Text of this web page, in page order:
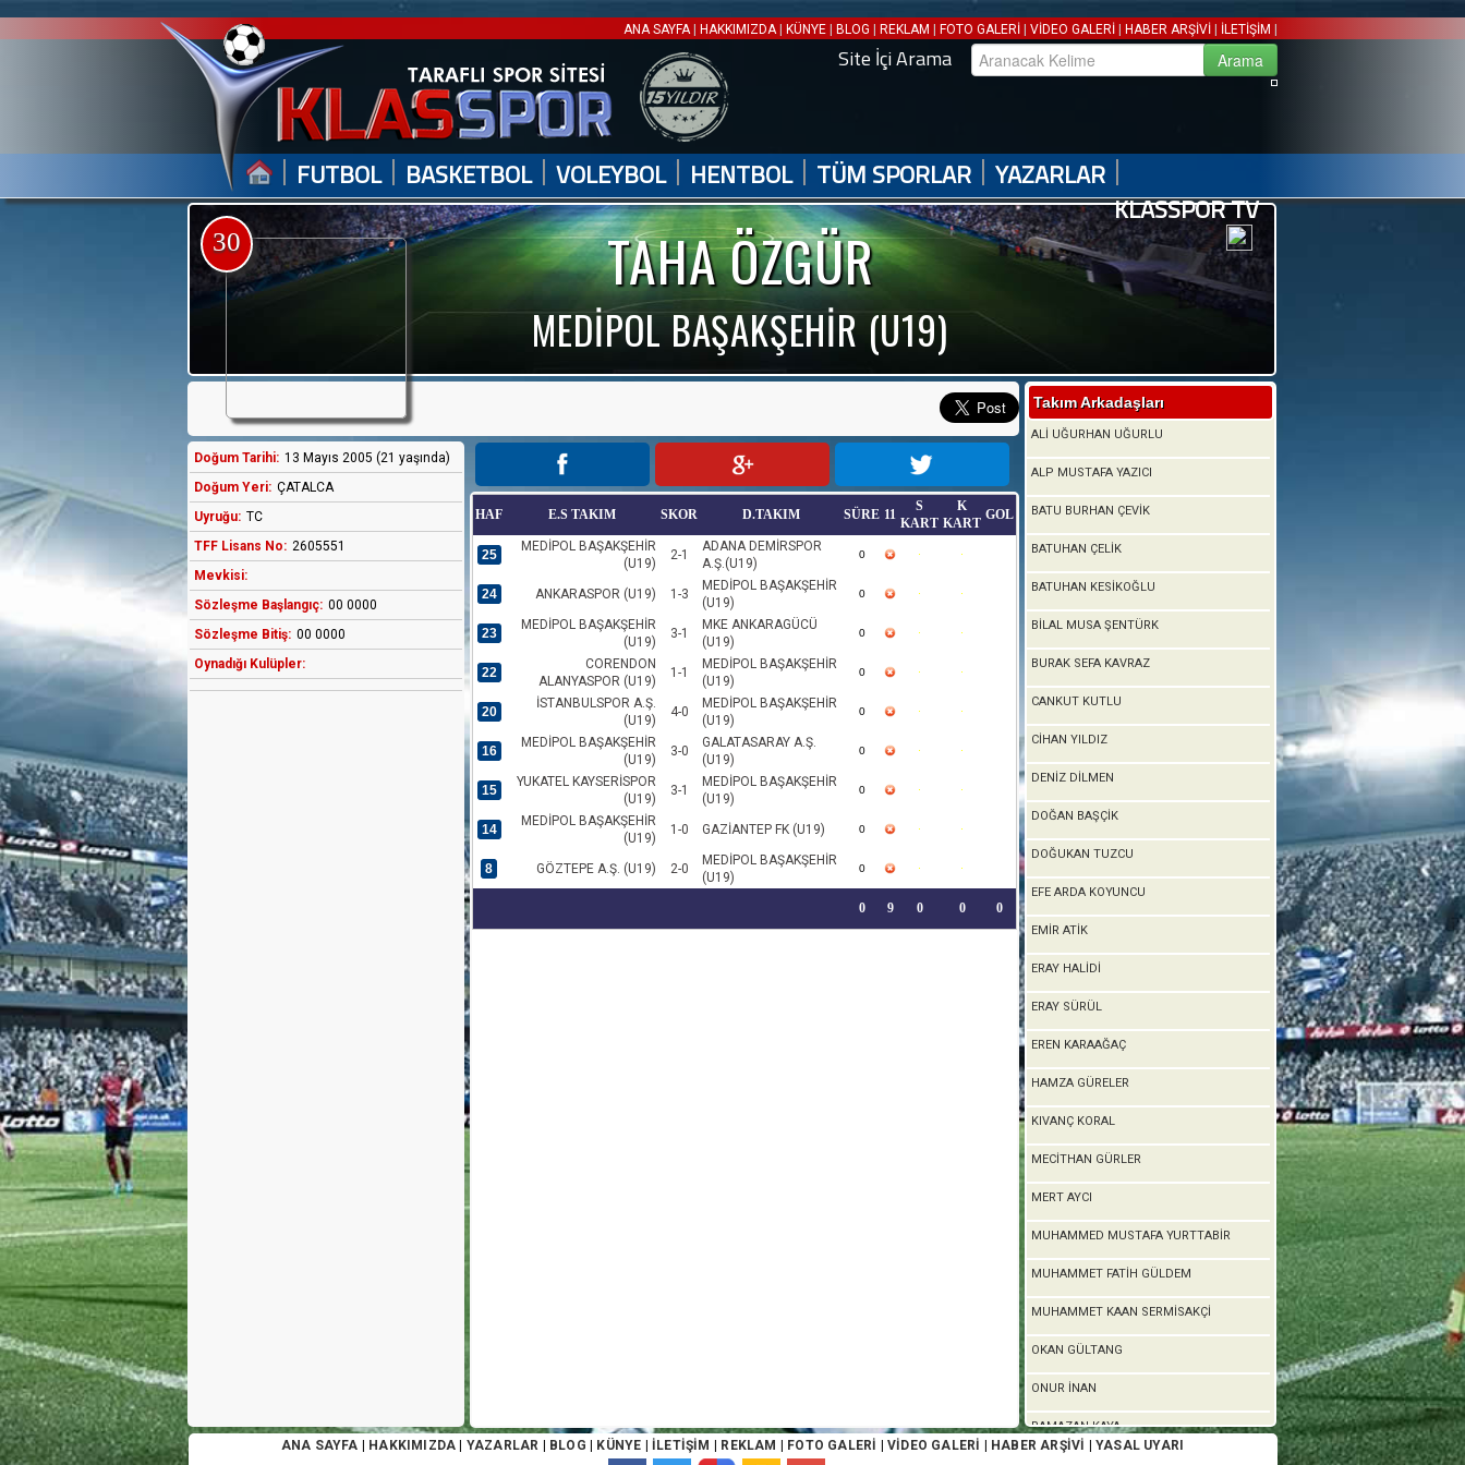
ANA SAYFA| HAKKIMIZDA| KÜNYE | BLOG | REKLAM | FOTO GALERİ | VİDEO GALERİ | HABER ARŞİVİ | İLETİŞİM |
Site İçi Arama
| FUTBOL | BASKETBOL | VOLEYBOL | HENTBOL | TÜM SPORLAR | YAZARLAR |
KLASSPOR TV
TAHA ÖZGÜR
MEDİPOL BAŞAKŞEHİR (U19)
30
Doğum Tarihi: 13 Mayıs 2005 (21 yaşında)
Doğum Yeri: ÇATALCA
Uyruğu: TC
TFF Lisans No: 2605551
Mevkisi:
Sözleşme Başlangıç: 00 0000
Sözleşme Bitiş: 00 0000
Oynadığı Kulüpler:
HAF E.S TAKIM SKOR D.TAKIM SÜRE 11
S
KART
K
KART
GOL
25
MEDİPOL BAŞAKŞEHİR
(U19)
2-1
ADANA DEMİRSPOR
A.Ş.(U19)
0
24 ANKARASPOR (U19) 1-3
MEDİPOL BAŞAKŞEHİR
(U19)
0
23
MEDİPOL BAŞAKŞEHİR
(U19)
3-1
MKE ANKARAGÜCÜ
(U19)
0
22
CORENDON
ALANYASPOR (U19)
1-1
MEDİPOL BAŞAKŞEHİR
(U19)
0
20
İSTANBULSPOR A.Ş.
(U19)
4-0
MEDİPOL BAŞAKŞEHİR
(U19)
0
16
MEDİPOL BAŞAKŞEHİR
(U19)
3-0
GALATASARAY A.Ş.
(U19)
0
15
YUKATEL KAYSERİSPOR
(U19)
3-1
MEDİPOL BAŞAKŞEHİR
(U19)
0
14
MEDİPOL BAŞAKŞEHİR
(U19)
1-0 GAZİANTEP FK (U19) 0
8 GÖZTEPE A.Ş. (U19) 2-0
MEDİPOL BAŞAKŞEHİR
(U19)
0
0 9 0 0 0
Takım Arkadaşları
ALİ UĞURHAN UĞURLU
ALP MUSTAFA YAZICI
BATU BURHAN ÇEVİK
BATUHAN ÇELİK
BATUHAN KESİKOĞLU
BİLAL MUSA ŞENTÜRK
BURAK SEFA KAVRAZ
CANKUT KUTLU
CİHAN YILDIZ
DENİZ DİLMEN
DOĞAN BAŞÇİK
DOĞUKAN TUZCU
EFE ARDA KOYUNCU
EMİR ATİK
ERAY HALİDİ
ERAY SÜRÜL
EREN KARAAĞAÇ
HAMZA GÜRELER
KIVANÇ KORAL
MECİTHAN GÜRLER
MERT AYCI
MUHAMMED MUSTAFA YURTTABİR
MUHAMMET FATİH GÜLDEM
MUHAMMET KAAN SERMİSAKÇİ
OKAN GÜLTANG
ONUR İNAN
RAMAZAN KAYA
ANA SAYFA HAKKIMIZDA YAZARLAR BLOG KÜNYE İLETİŞİM REKLAM FOTO GALERİ VİDEO GALERİ HABER ARŞİVİ YASAL UYARI